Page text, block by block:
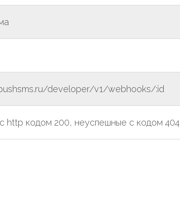
developer/v1/webhooks/:id
http кодом 200, неуспешные с кодом 404